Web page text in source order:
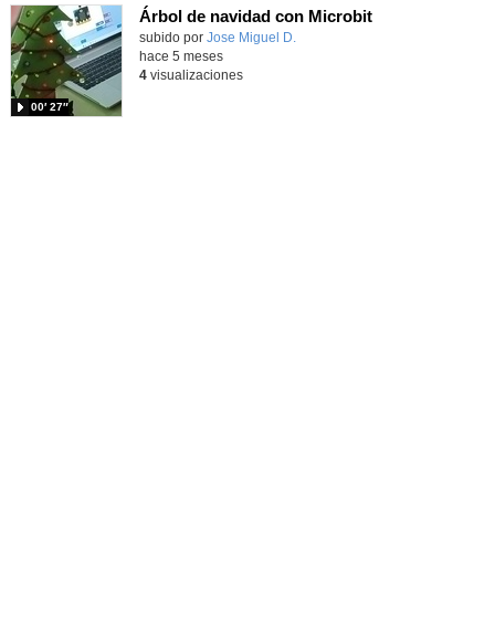
Árbol de navidad con Microbit
Contenido educativo.
subido por Jose Miguel D.
00′ 27″
hace 5 meses
4visualizaciones